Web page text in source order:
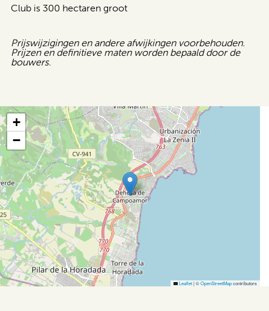
Club is 300 hectaren groot
Prijswijzigingen en andere afwijkingen voorbehouden.
Prijzen en definitieve maten worden bepaald door de
bouwers.
+
−
Leaflet|©OpenStreetMapcontributors